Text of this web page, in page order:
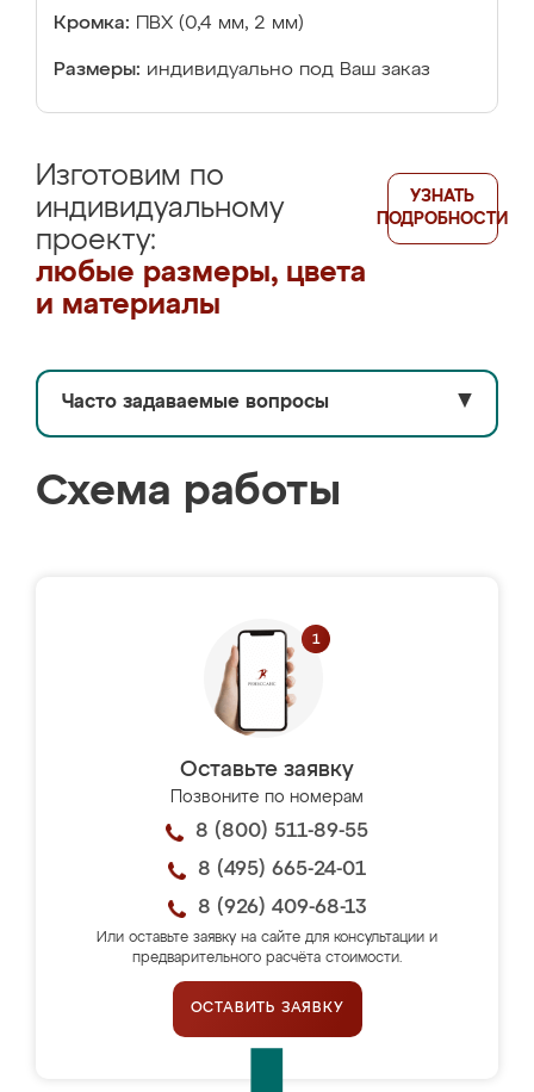
Кромка: ПВХ (0,4 мм, 2 мм)
Размеры: индивидуально под Ваш заказ
Изготовим по
индивидуальному
проекту:
любые размеры, цвета
и материалы
УЗНАТЬ
ПОДРОБНОСТИ
Часто задаваемые вопросы ▼
Схема работы
Оставьте заявку
Позвоните по номерам
8 (800) 511-89-55
8 (495) 665-24-01
8 (926) 409-68-13
Или оставьте заявку на сайте для консультации и
предварительного расчёта стоимости.
ОСТАВИТЬ ЗАЯВКУ